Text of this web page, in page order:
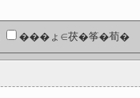
���ょ∈茯�筝�荀�